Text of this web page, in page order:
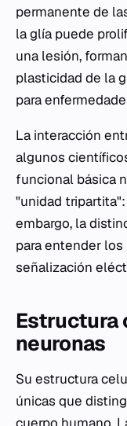
permanente de
la glía puede
una lesión,
plasticidad de la
para
La interacción
algunos
funcional básica
"unidad
embargo, la
para entender
señalización
Estructura
neuronas
Su estructura
únicas que